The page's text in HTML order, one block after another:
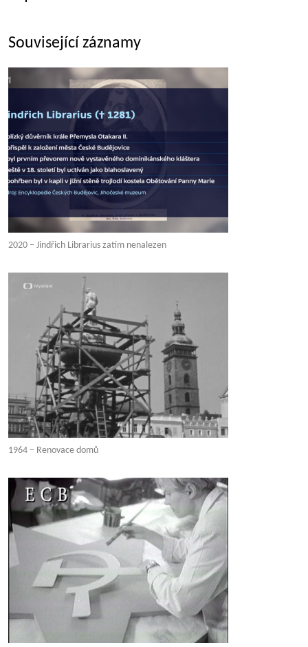
Související záznamy
2020 – Jindřich Librarius zatím nenalezen
1964 – Renovace domů